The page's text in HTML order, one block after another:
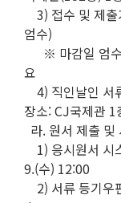
3) 접수 및 제
엄수)
※ 마감일 엄수:
요
4) 직인날인 서
장소: CJ국제관 1
라. 원서 제출 및
1) 응시원서 시
9.(수) 12:00
2) 서류 등기우